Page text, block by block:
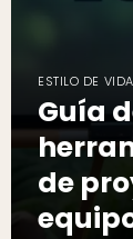
ESTILO DE
Guía
de